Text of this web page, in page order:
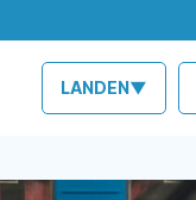
LANDEN▼